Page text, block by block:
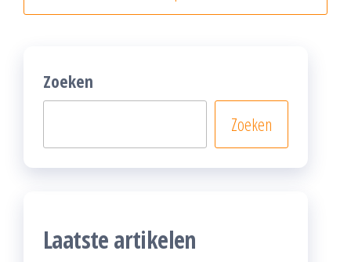
Zoeken
Zoeken
Laatste artikelen